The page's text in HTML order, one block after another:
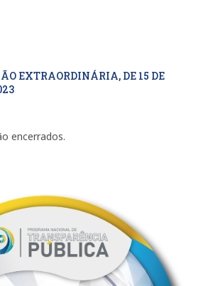
EXTRAORDINÁRIA, DE 15 DE
encerrados.